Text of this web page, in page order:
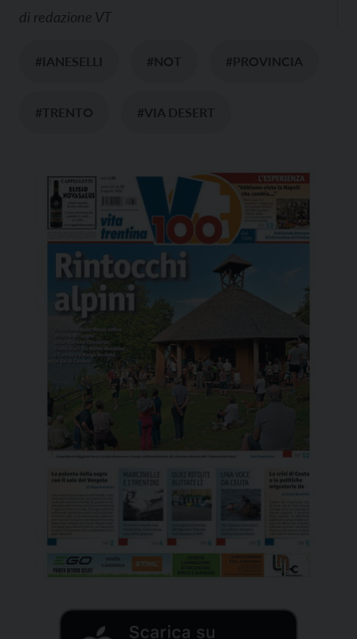
di redazione VT
#IANESELLI #NOT #PROVINCIA
#TRENTO #VIA DESERT